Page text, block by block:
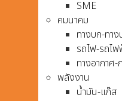
SME
คมนาคม
ทางบก-ทาง
รถไฟ-รถไฟ
ทางอากาศ-
พลังงาน
น้ำมัน-แก๊ส